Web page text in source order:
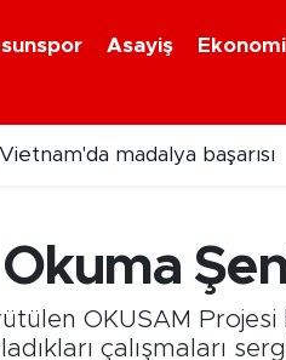
Asayiş
Ekonomi
kazası: 2 kişi yaralandı
OKUSAM
çalışmaları